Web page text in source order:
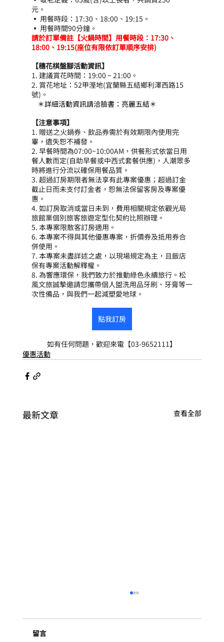
元。
▪ 用餐時段：17:30、18:00、19:15。
▪ 用餐時間90分鐘。
請於訂單備註【火鍋時間】用餐時段：17:30、
18:00、19:15(座位有限依訂單順序安排)
【穗花棋盤腳活動資訊】
1. 建議賞花時間：19:00 ~ 21:00。
2. 賞花地址：52甲溼地(宜蘭縣五結鄉利澤西路15
號)。
＊詳細活動資訊請洽臉書：亮麗五結＊
【注意事項】
1. 贈送之火鍋券、飲品券需於有效期限內使用完
畢，遺失恕不補發。
2. 早餐時間為07:00~10:00AM，供餐形式依當日用
餐人數而定(自助早餐或中西式套餐供應)，人潮眾多
時將進行分流以確保用餐品質。
3. 超過訂房期限者無法享有此專案優惠；超過訂金
截止日而未支付訂金者，恕無法保留客房及專案優
惠。
4. 如訂房取消或當日未到，費用相關規定依觀光局
旅館業個別旅客旅遊定型化契約比照辦理。
5. 本專案限散客訂房適用。
6. 本專案不得與其他優惠專案，折價券及抵用券合
併使用。
7. 本專案未盡詳述之處，以現場規定為主，且飯店
保有專案活動解釋權。
8. 為響應環保，我們致力於推動綠色永續旅行。松
風文旅誠摯邀請您攜帶個人盥洗用品牙刷、牙膏等一
次性備品，與我們一起減塑愛地球。
點我訂房
如有任何問題，歡迎來電【03-9652111】
優惠活動
最新文章 查看全部
留言